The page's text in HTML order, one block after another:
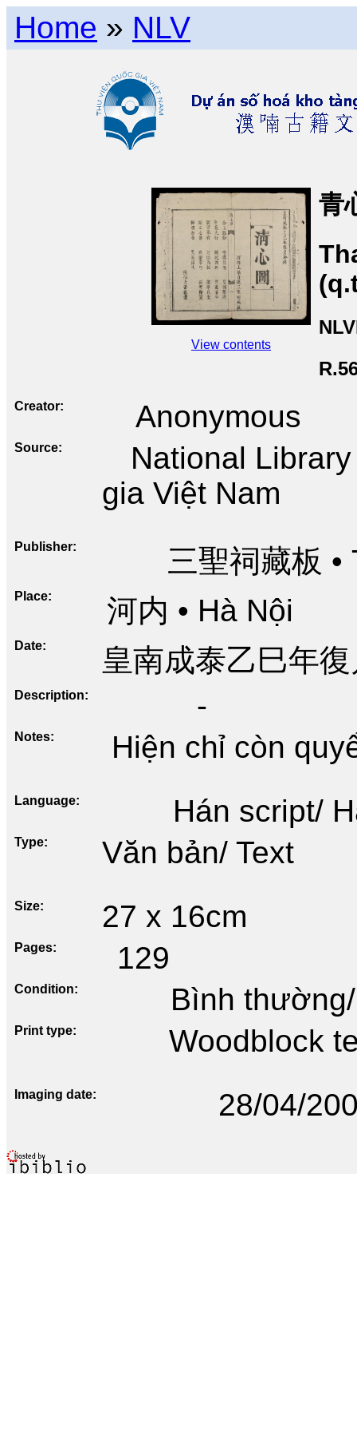
Home » NLV
View contents
青
Creator Anonymous
Source
National
gia Việt Nam
Publisher 三聖祠藏板
Place 河内 • Hà Nội
Date 皇南成泰乙巳年
Description -
Notes Hiện chỉ còn
Language Hán script/
Type Văn bản/ Text
Size 27 x 16cm
Pages 129
Condition Bình
Print type Woodblock
Imaging date 28/04/